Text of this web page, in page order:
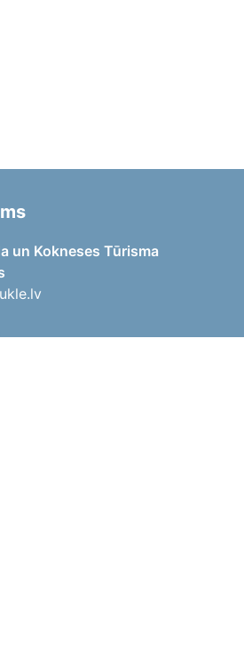
un Kokneses Tūrisma